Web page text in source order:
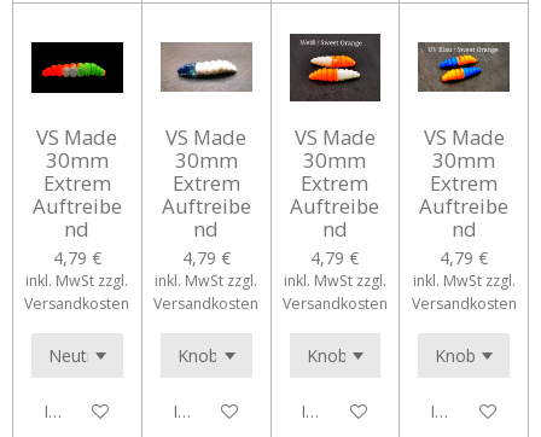
VS Made
30mm
Extrem
Auftreibe
nd
4,79 €
inkl. MwSt zzgl.
Versandkosten
In den Warenkorb
VS Made
30mm
Extrem
Auftreibe
nd
4,79 €
inkl. MwSt zzgl.
Versandkosten
In den Warenkorb
VS Made
30mm
Extrem
Auftreibe
nd
4,79 €
inkl. MwSt zzgl.
Versandkosten
In den Warenkorb
VS Made
30mm
Extrem
Auftreibe
nd
4,79 €
inkl. MwSt zzgl.
Versandkosten
In den